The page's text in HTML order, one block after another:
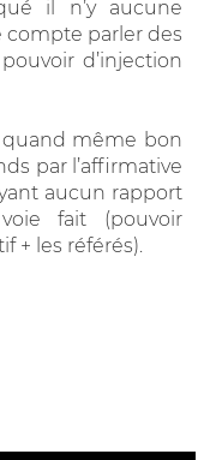
il n’y aucune
compte parler des
d’injection
quand même bon
par l’affirmative
aucun rapport
fait (pouvoir
+ les référés).